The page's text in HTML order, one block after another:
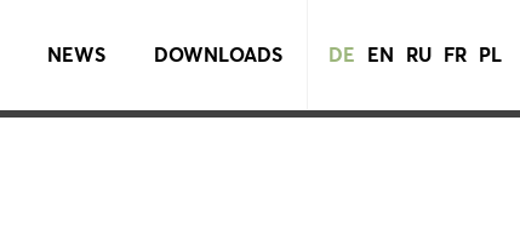
DE EN RU FR PL
NEWS DOWNLOADS